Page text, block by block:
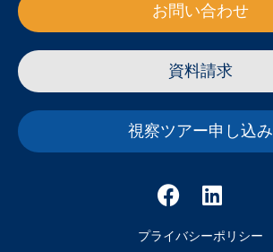
お問い合わせ
資料請求
視察ツアー申し込み
プライバシーポリシー